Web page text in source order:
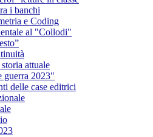
i banchi
e Coding
al "Collodi"
attuale
guerra 2023"
delle case editrici